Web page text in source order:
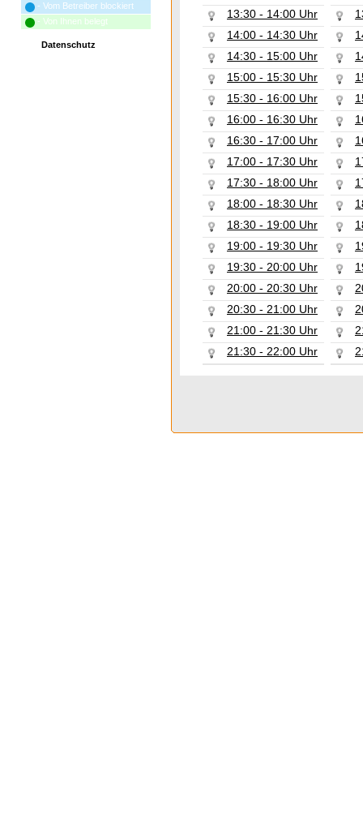
- Vom Betreiber blockiert
- Von Ihnen belegt
Datenschutz
13:30 - 14:00 Uhr
14:00 - 14:30 Uhr
14:30 - 15:00 Uhr
15:00 - 15:30 Uhr
15:30 - 16:00 Uhr
16:00 - 16:30 Uhr
16:30 - 17:00 Uhr
17:00 - 17:30 Uhr
17:30 - 18:00 Uhr
18:00 - 18:30 Uhr
18:30 - 19:00 Uhr
19:00 - 19:30 Uhr
19:30 - 20:00 Uhr
20:00 - 20:30 Uhr
20:30 - 21:00 Uhr
21:00 - 21:30 Uhr
21:30 - 22:00 Uhr